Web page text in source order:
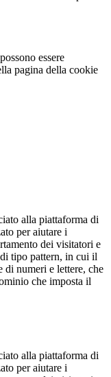
essere
pagina della cookie
alla piattaforma di
per aiutare i
dei visitatori e
tipo pattern, in cui il
di numeri e lettere, che
che imposta il
alla piattaforma di
per aiutare i